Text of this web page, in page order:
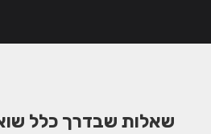
שאלות שבדרך כלל